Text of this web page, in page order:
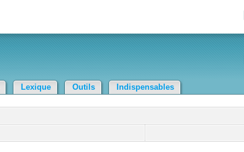
Lexique Outils Indispensables